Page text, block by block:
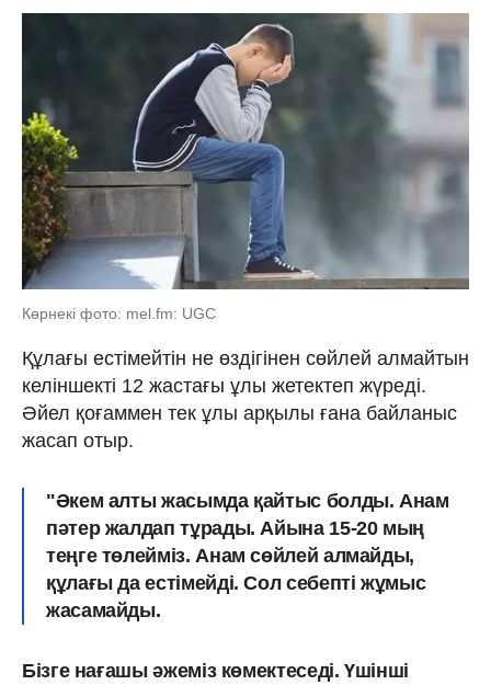
Көрнекі фото: mel.fm: UGC
Құлағы естімейтін не өздігінен сөйлей алмайтын
келіншекті 12 жастағы ұлы жетектеп жүреді.
Әйел қоғаммен тек ұлы арқылы ғана байланыс
жасап отыр.
"Әкем алты жасымда қайтыс болды. Анам
пәтер жалдап тұрады. Айына 15-20 мың
теңге төлейміз. Анам сөйлей алмайды,
құлағы да естімейді. Сол себепті жұмыс
жасамайды.
Бізге нағашы әжеміз көмектеседі. Үшінші